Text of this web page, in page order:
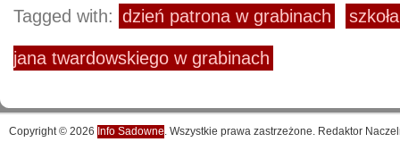
Tagged with: dzień patrona w grabinach
jana twardowskiego w grabinach
Copyright © 2026 Info Sadowne. Wszystkie prawa zastrzeżone. Redaktor